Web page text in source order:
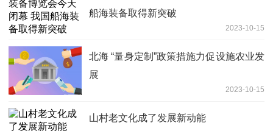
船海装备取得新突破
2023-10-15
北海 “量身定制”政策措施力促设施农业发
展
2023-10-15
山村老文化成了发展新动能